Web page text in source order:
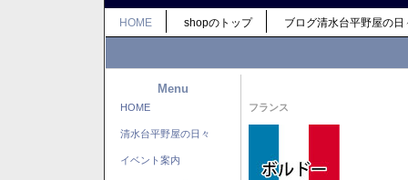
HOME shopのトップ ブログ清水台平野屋の日
Menu
HOME
清水台平野屋の日々
イベント案内
フランス